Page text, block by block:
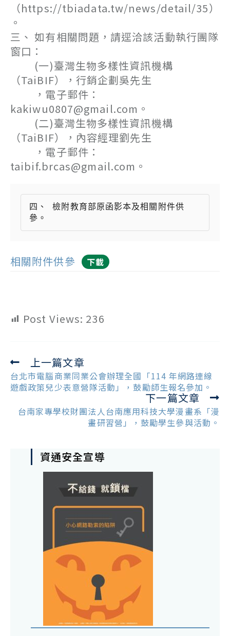
（https://tbiadata.tw/news/detail/35）
。
三、 如有相關問題，請逕洽該活動執行團隊
窗口：
(一)臺灣生物多樣性資訊機構
（TaiBIF），行銷企劃吳先生
，電子郵件：
kakiwu0807@gmail.com。
(二)臺灣生物多樣性資訊機構
（TaiBIF），內容經理劉先生
，電子郵件：
taibif.brcas@gmail.com。
四、 檢附教育部原函影本及相關附件供
相關附件供參 下載
Post Views: 236
Read
more
articles
上一篇文章
台北市電腦商業同業公會辦理全國「114 年網路連線
遊戲政策兒少表意營隊活動」，鼓勵師生報名參加。
下一篇文章
台南家專學校財團法人台南應用科技大學漫畫系「漫
畫研習營」，鼓勵學生參與活動。
資通安全宣導